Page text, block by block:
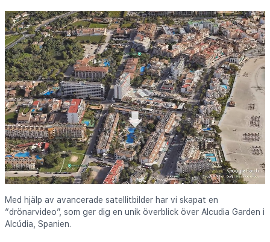
Med hjälp av avancerade satellitbilder har vi skapat en
“drönarvideo”, som ger dig en unik överblick över Alcudia Garden i
Alcúdia, Spanien.